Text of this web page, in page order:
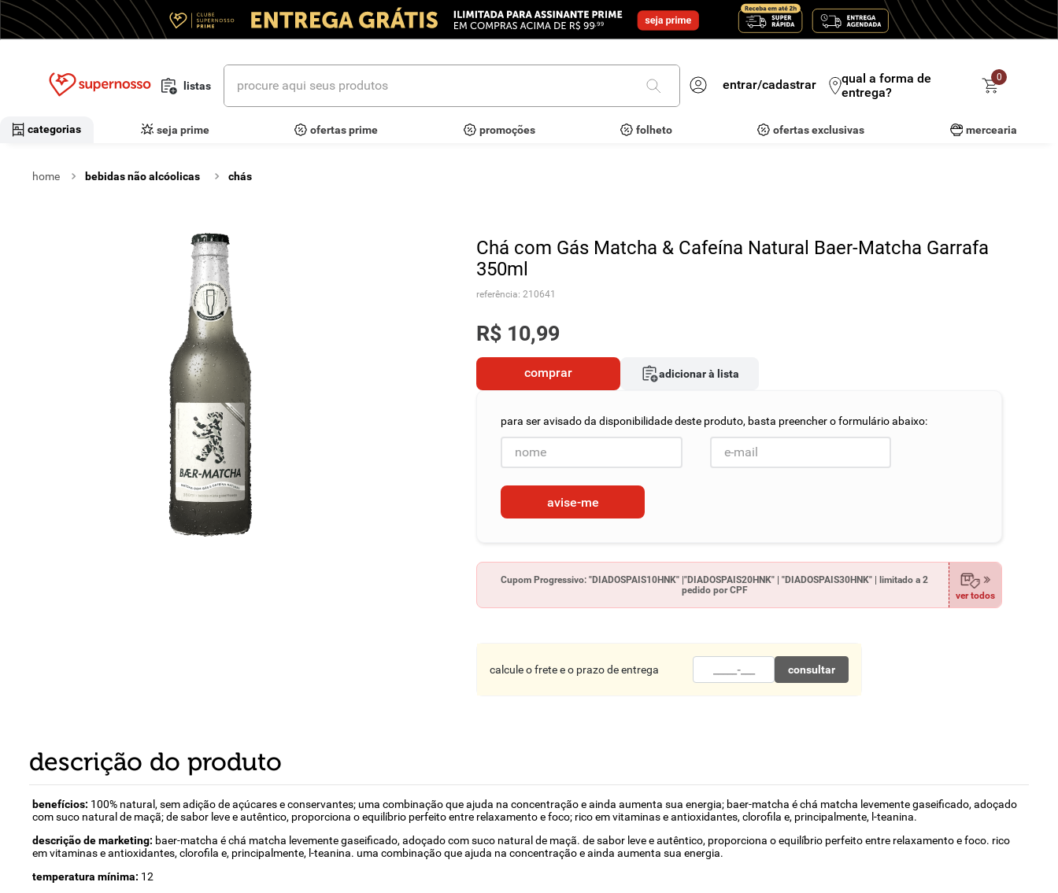
listas
procure aqui seus produtos
entrar/cadastrar
qual a forma de
entrega?
0
categorias seja prime ofertas prime promoções folheto ofertas exclusivas mercearia
bebidas não alcóolicas chás
Chá com Gás Matcha & Cafeína Natural Baer-Matcha Garrafa
350ml
referência:210641
R$ 10,99
comprar adicionar à lista
avise-me
Cupom Progressivo: "DIADOSPAIS10HNK" |"DIADOSPAIS20HNK" | "DIADOSPAIS30HNK" | limitado a 2
pedido por CPF
ver todos
calcule o frete e o prazo de entrega consultar
descrição do produto
benefícios: 100% natural, sem adição de açúcares e conservantes; uma combinação que ajuda na concentração e ainda aumenta sua energia; baer-matcha é chá matcha levemente gaseificado, adoçado
com suco natural de maçã; de sabor leve e autêntico, proporciona o equilíbrio perfeito entre relaxamento e foco; rico em vitaminas e antioxidantes, clorofila e, principalmente, l-teanina.
descrição de marketing: baer-matcha é chá matcha levemente gaseificado, adoçado com suco natural de maçã. de sabor leve e autêntico, proporciona o equilíbrio perfeito entre relaxamento e foco. rico
em vitaminas e antioxidantes, clorofila e, principalmente, l-teanina. uma combinação que ajuda na concentração e ainda aumenta sua energia.
temperatura mínima: 12
termos mais buscados
leite
4º
5º
6º
7 biscoito
8 detergente
9 macarrão
10 chocolate